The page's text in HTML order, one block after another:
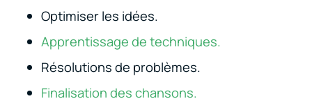
Optimiser les idées.
Apprentissage de techniques.
Résolutions de problèmes.
Finalisation des chansons.